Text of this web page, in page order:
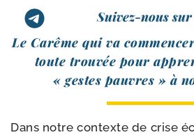
Suivez-nous
Le Carême qui va
toute trou­vée pour
« gestes pauvres » à
Dans notre contexte de crise